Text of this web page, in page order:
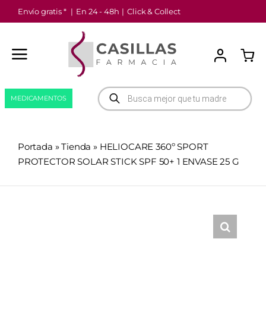
Saltar
al
Envío gratis * | En 24 - 48h | Click & Collect
Búsqueda
de
productos
MEDICAMENTOS
Portada »Tienda » HELIOCARE 360º SPORT
PROTECTOR SOLAR STICK SPF 50+ 1 ENVASE 25 G